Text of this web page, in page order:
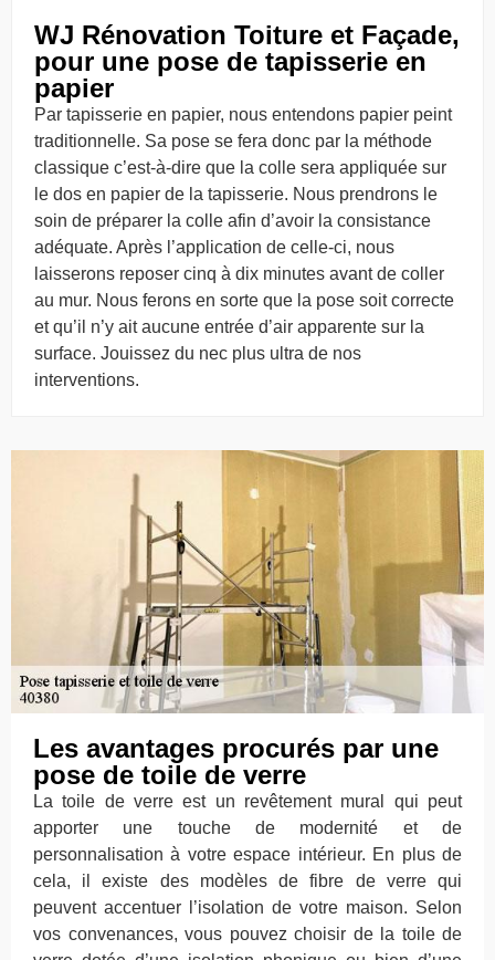
WJ Rénovation Toiture et Façade,
pour une pose de tapisserie en
papier
Par tapisserie en papier, nous entendons papier peint
traditionnelle. Sa pose se fera donc par la méthode
classique c’est-à-dire que la colle sera appliquée sur
le dos en papier de la tapisserie. Nous prendrons le
soin de préparer la colle afin d’avoir la consistance
adéquate. Après l’application de celle-ci, nous
laisserons reposer cinq à dix minutes avant de coller
au mur. Nous ferons en sorte que la pose soit correcte
et qu’il n’y ait aucune entrée d’air apparente sur la
surface. Jouissez du nec plus ultra de nos
interventions.
Les avantages procurés par une
pose de toile de verre
La toile de verre est un revêtement mural qui peut
apporter une touche de modernité et de
personnalisation à votre espace intérieur. En plus de
cela, il existe des modèles de fibre de verre qui
peuvent accentuer l’isolation de votre maison. Selon
vos convenances, vous pouvez choisir de la toile de